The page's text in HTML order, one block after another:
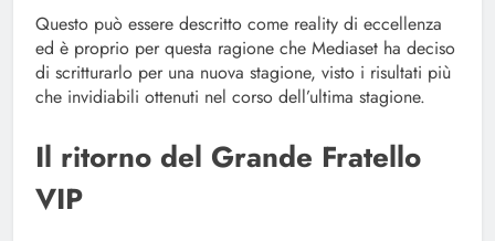
Questo può essere descritto come reality di eccellenza
ed è proprio per questa ragione che Mediaset ha deciso
di scritturarlo per una nuova stagione, visto i risultati più
che invidiabili ottenuti nel corso dell’ultima stagione.
Il ritorno del Grande Fratello
VIP